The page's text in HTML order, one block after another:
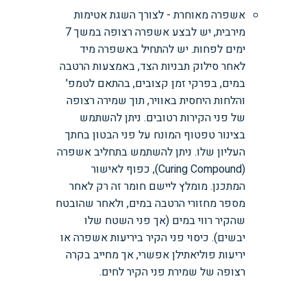
אשפרה מאוחרת - לצורך השגת אטימות
מירבית, יש לבצע אשפרה רצופה במשך 7
ימים לפחות. יש להתחיל באשפרה מיד
לאחר סילוק תבניות הצד, באמצעות הרטבה
במים, בפרקי זמן קצובים, בהתאם לטמפ'
והלחות היחסית באוויר, תוך שמירה רצופה
של פני הקירות רטובים. ניתן להשתמש
בצינור טפטוף המונח על פני הבטון בחתך
העליון שלו. ניתן להשתמש בתחליב אשפרה
(Curing Compound), כפוף לאישור
המתכנן. מומלץ ליישם חומר זה רק לאחר
מספר מחזורי הרטבה במים, ולאחר שהובטח
שהקיר רווי במים (אך פני השטח שלו
יבשים). כיסוי פני הקיר ביריעות אשפרה או
יריעות פוליאתילן אפשרי, אך מחייב בקרה
רצופה של שמירת פני הקיר לחים.